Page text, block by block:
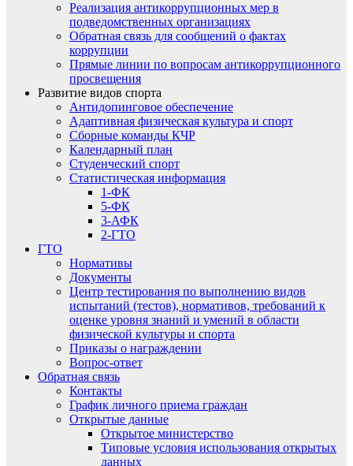
Реализация антикоррупционных мер в
подведомственных организациях
Обратная связь для сообщений о фактах
коррупции
Прямые линии по вопросам антикоррупционного
просвещения
Развитие видов спорта
Антидопинговое обеспечение
Адаптивная физическая культура и спорт
Сборные команды КЧР
Календарный план
Студенческий спорт
Статистическая информация
1-ФК
5-ФК
3-АФК
2-ГТО
ГТО
Нормативы
Документы
Центр тестирования по выполнению видов
испытаний (тестов), нормативов, требований к
оценке уровня знаний и умений в области
физической культуры и спорта
Приказы о награждении
Вопрос-ответ
Обратная связь
Контакты
График личного приема граждан
Открытые данные
Открытое министерство
Типовые условия использования открытых
данных